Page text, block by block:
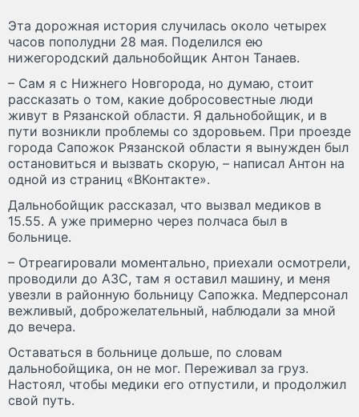
Эта дорожная история случилась около четырех
часов пополудни 28 мая. Поделился ею
нижегородский дальнобойщик Антон Танаев.
– Сам я с Нижнего Новгорода, но думаю, стоит
рассказать о том, какие добросовестные люди
живут в Рязанской области. Я дальнобойщик, и в
пути возникли проблемы со здоровьем. При проезде
города Сапожок Рязанской области я вынужден был
остановиться и вызвать скорую, – написал Антон на
одной из страниц «ВКонтакте».
Дальнобойщик рассказал, что вызвал медиков в
15.55. А уже примерно через полчаса был в
больнице.
– Отреагировали моментально, приехали осмотрели,
проводили до АЗС, там я оставил машину, и меня
увезли в районную больницу Сапожка. Медперсонал
вежливый, доброжелательный, наблюдали за мной
до вечера.
Оставаться в больнице дольше, по словам
дальнобойщика, он не мог. Переживал за груз.
Настоял, чтобы медики его отпустили, и продолжил
свой путь.